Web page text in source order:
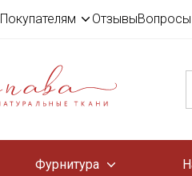
Покупателям ОтзывыВопросы
Фурнитура